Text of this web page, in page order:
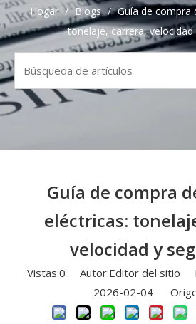
Hogar / Blogs / Guía de compra
tonelaje, carrera, velocidad
Guía de compra
eléctricas:
velocidad y
Vistas:0 Autor:Editor del sitio
2026-02-04